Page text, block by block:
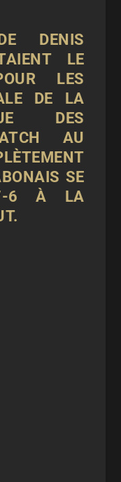
DENIS
LE
LES
DE LA
DES
AU
SE
7-6 À LA